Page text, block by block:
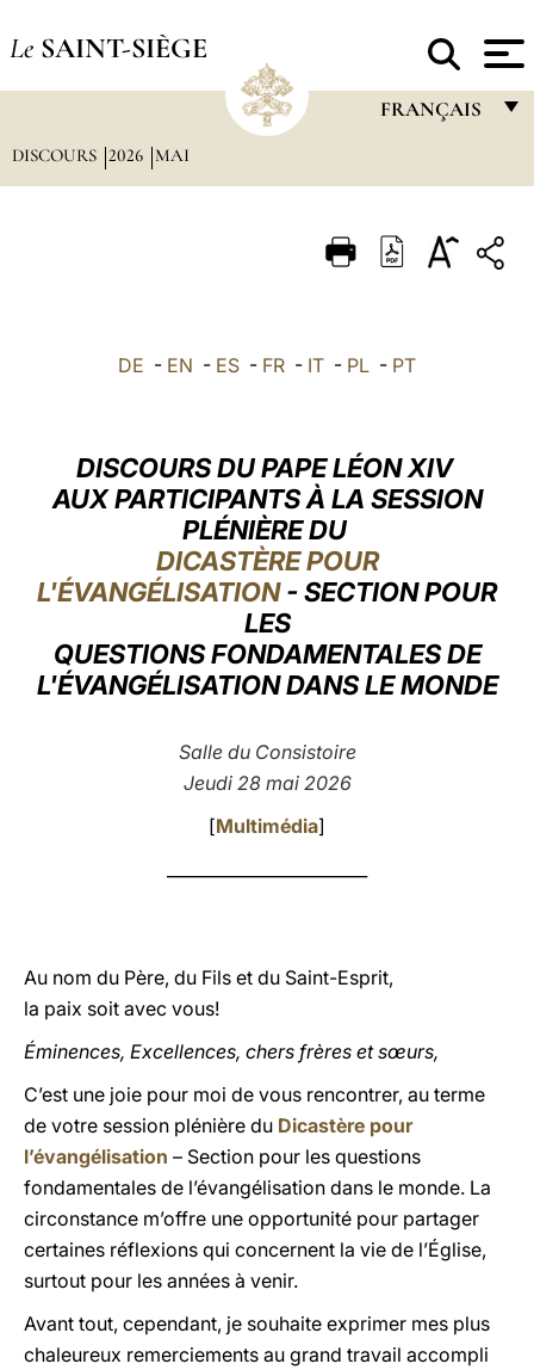
Le SAINT-SIÈGE
FRANÇAIS
ITALIANO
العربيّة
DISCOURS 2026 MAI
DE - EN - ES - FR - IT - PL - PT
DISCOURS DU PAPE LÉON XIV
AUX PARTICIPANTS À LA SESSION
PLÉNIÈRE DU
DICASTÈRE POUR
L'ÉVANGÉLISATION- SECTION POUR
LES
QUESTIONS FONDAMENTALES DE
L'ÉVANGÉLISATION DANS LE MONDE
Salle du Consistoire
Jeudi 28 mai 2026
[Multimédia]
Au nom du Père, du Fils et du Saint-Esprit,
la paix soit avec vous!
Éminences, Excellences, chers frères et sœurs,
C’est une joie pour moi de vous rencontrer, au terme
de votre session plénière du Dicastère pour
l’évangélisation – Section pour les questions
fondamentales de l’évangélisation dans le monde. La
circonstance m’offre une opportunité pour partager
certaines réflexions qui concernent la vie de l’Église,
surtout pour les années à venir.
Avant tout, cependant, je souhaite exprimer mes plus
chaleureux remerciements au grand travail accompli